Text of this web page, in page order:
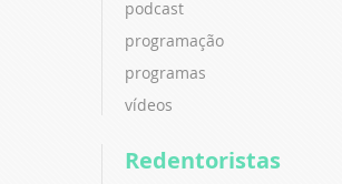
podcast
programação
programas
vídeos
Redentoristas